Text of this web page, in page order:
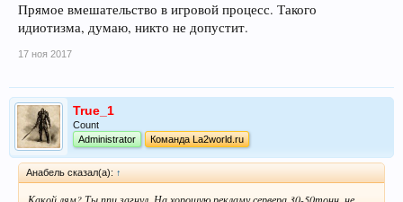
Прямое вмешательство в игровой процесс. Такого
идиотизма, думаю, никто не допустит.
17 ноя 2017
True_1
Count
Administrator
Команда La2world.ru
Анабель сказал(а): ↑